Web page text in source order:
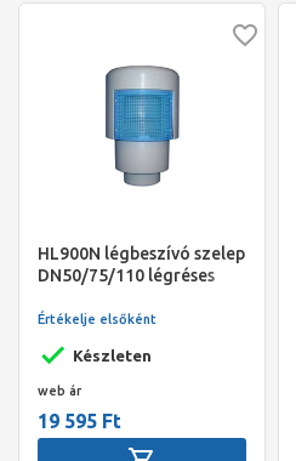
HL900N légbeszívó szelep
DN50/75/110 légréses
Készleten
Értékelje elsőként
web ár
19 595 Ft